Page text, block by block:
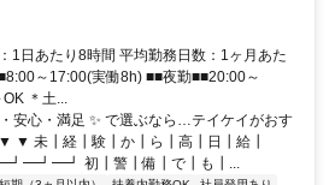
1日あたり8時間 平均勤務日数：1ヶ月あた
～17:00(実働8h) ■■夜勤■■20:00～
＊土...
安心・満足 ✨ で選ぶなら…テイケイがおす
▼ 未┃経┃験┃か┃ら┃高┃日┃給┃
初┃警┃備┃で┃も┃...